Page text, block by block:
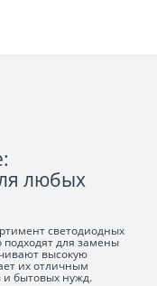
любых
светодиодных
подходят для замены
высокую
их отличным
и бытовых нужд.